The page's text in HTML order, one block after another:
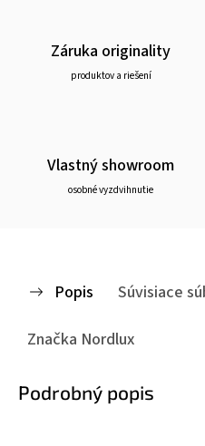
Záruka originality
produktov a riešení
Vlastný showroom
osobné vyzdvihnutie
Popis Súvisiace
Značka Nordlux
Podrobný popis